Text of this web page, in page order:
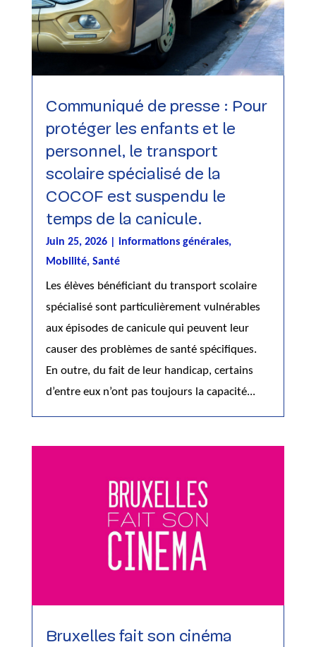
Communiqué de presse : Pour
protéger les enfants et le
personnel, le transport
scolaire spécialisé de la
COCOF est suspendu le
temps de la canicule.
Juin 25, 2026| informations générales,
Mobilité, Santé
Les élèves bénéficiant du transport scolaire
spécialisé sont particulièrement vulnérables
aux épisodes de canicule qui peuvent leur
causer des problèmes de santé spécifiques.
En outre, du fait de leur handicap, certains
d’entre eux n’ont pas toujours la capacité...
Bruxelles fait son cinéma